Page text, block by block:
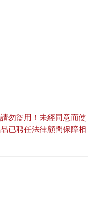
勿盜用！未經同意而使
已聘任法律顧問保障相